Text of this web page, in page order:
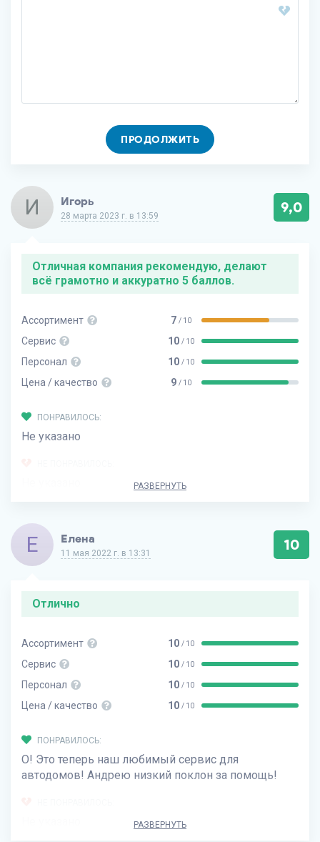
ПРОДОЛЖИТЬ
И Игорь
28 марта 2023 г. в 13:59 9,0
Отличная компания рекомендую, делают
всё грамотно и аккуратно 5 баллов.
Ассортимент 7 / 10
Сервис 10 / 10
Персонал 10 / 10
Цена / качество 9 / 10
ПОНРАВИЛОСЬ:
Не указано
РАЗВЕРНУТЬ
Е Елена
11 мая 2022 г. в 13:31 10
Отлично
Ассортимент 10 / 10
Сервис 10 / 10
Персонал 10 / 10
Цена / качество 10 / 10
ПОНРАВИЛОСЬ:
О! Это теперь наш любимый сервис для
автодомов! Андрею низкий поклон за помощь!
РАЗВЕРНУТЬ